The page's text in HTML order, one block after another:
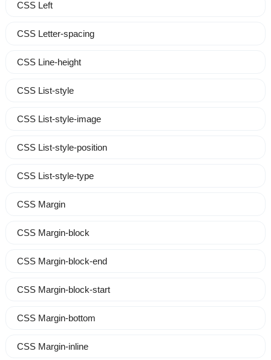
CSS Left
CSS Letter-spacing
CSS Line-height
CSS List-style
CSS List-style-image
CSS List-style-position
CSS List-style-type
CSS Margin
CSS Margin-block
CSS Margin-block-end
CSS Margin-block-start
CSS Margin-bottom
CSS Margin-inline